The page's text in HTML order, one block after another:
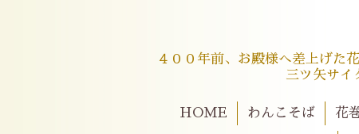
４００年前、お殿様へ差上げた
三ツ矢サイ
HOME わんこそば 花